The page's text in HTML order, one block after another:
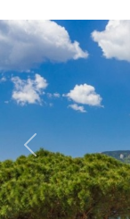
Previous